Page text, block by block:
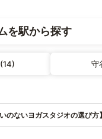
を駅から探す
守
のないヨガスタジオの選び方】